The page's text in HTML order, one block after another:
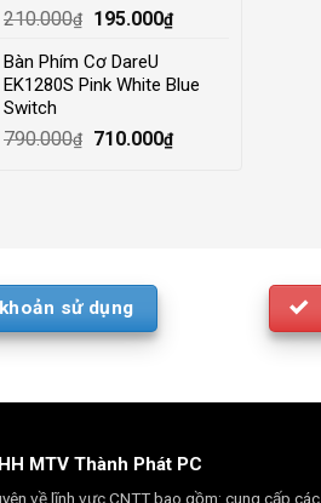
210.000₫
Original
was:
210.000₫.
195.000₫Current
195.000₫.
Bàn Phím Cơ DareU
EK1280S Pink White Blue
Switch
790.000₫
Original
710.000₫Current
sử dụng
MTV Thành Phát PC
về lĩnh vực CNTT bao gồm: cung cấp các